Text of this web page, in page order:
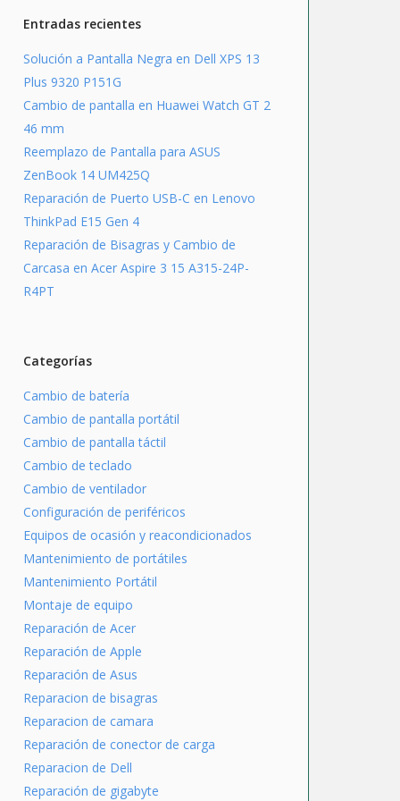
Entradas recientes
Solución a Pantalla Negra en Dell XPS 13
Plus 9320 P151G
Cambio de pantalla en Huawei Watch GT 2
46 mm
Reemplazo de Pantalla para ASUS
ZenBook 14 UM425Q
Reparación de Puerto USB-C en Lenovo
ThinkPad E15 Gen 4
Reparación de Bisagras y Cambio de
Carcasa en Acer Aspire 3 15 A315-24P-
R4PT
Categorías
Cambio de batería
Cambio de pantalla portátil
Cambio de pantalla táctil
Cambio de teclado
Cambio de ventilador
Configuración de periféricos
Equipos de ocasión y reacondicionados
Mantenimiento de portátiles
Mantenimiento Portátil
Montaje de equipo
Reparación de Acer
Reparación de Apple
Reparación de Asus
Reparacion de bisagras
Reparacion de camara
Reparación de conector de carga
Reparacion de Dell
Reparación de gigabyte